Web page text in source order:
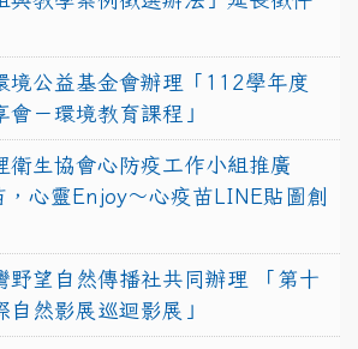
境公益基金會辦理「112學年度
會－環境教育課程」
衛生協會心防疫工作小組推廣
，心靈Enjoy〜心疫苗LINE貼圖創
野望自然傳播社共同辦理 「第十
自然影展巡迴影展」